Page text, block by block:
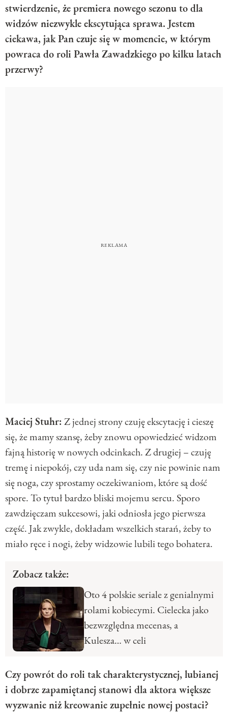
stwierdzenie, że premiera nowego sezonu to dla
widzów niezwykle ekscytująca sprawa. Jestem
ciekawa, jak Pan czuje się w momencie, w którym
powraca do roli Pawła Zawadzkiego po kilku latach
przerwy?
Maciej Stuhr: Z jednej strony czuję ekscytację i cieszę
się, że mamy szansę, żeby znowu opowiedzieć widzom
fajną historię w nowych odcinkach. Z drugiej – czuję
tremę i niepokój, czy uda nam się, czy nie powinie nam
się noga, czy sprostamy oczekiwaniom, które są dość
spore. To tytuł bardzo bliski mojemu sercu. Sporo
zawdzięczam sukcesowi, jaki odniosła jego pierwsza
część. Jak zwykle, dokładam wszelkich starań, żeby to
miało ręce i nogi, żeby widzowie lubili tego bohatera.
Zobacz także:
Oto 4 polskie seriale z genialnymi
rolami kobiecymi. Cielecka jako
bezwzględna mecenas, a
Kulesza… w celi
Czy powrót do roli tak charakterystycznej, lubianej
i dobrze zapamiętanej stanowi dla aktora większe
wyzwanie niż kreowanie zupełnie nowej postaci?